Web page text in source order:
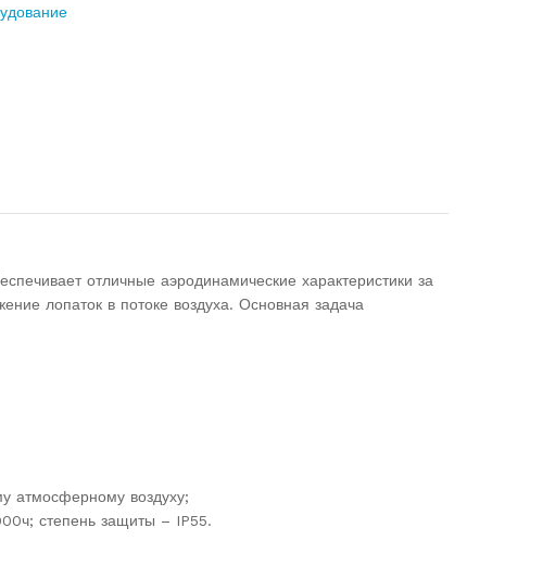
отличные аэродинамические характеристики за
лопаток в потоке воздуха. Основная задача
атмосферному воздуху;
степень защиты – IP55.